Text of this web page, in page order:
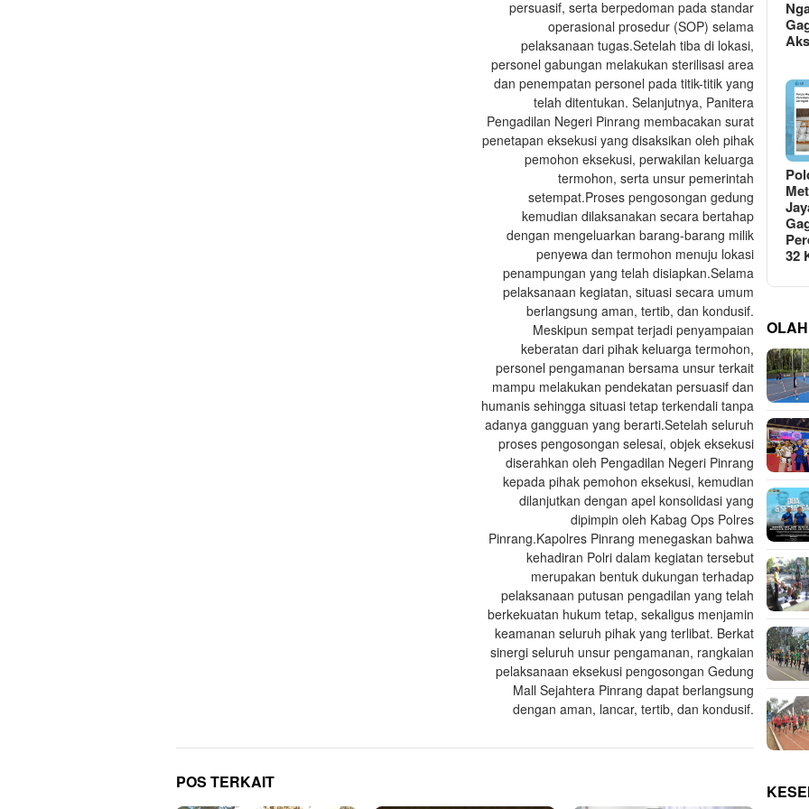
persuasif, serta berpedoman pada standar
operasional prosedur (SOP) selama
pelaksanaan tugas.‎‎Setelah tiba di lokasi,
personel gabungan melakukan sterilisasi area
dan penempatan personel pada titik-titik yang
telah ditentukan. Selanjutnya, Panitera
Pengadilan Negeri Pinrang membacakan surat
penetapan eksekusi yang disaksikan oleh pihak
pemohon eksekusi, perwakilan keluarga
termohon, serta unsur pemerintah
setempat.‎‎Proses pengosongan gedung
kemudian dilaksanakan secara bertahap
dengan mengeluarkan barang-barang milik
penyewa dan termohon menuju lokasi
penampungan yang telah disiapkan.‎‎Selama
pelaksanaan kegiatan, situasi secara umum
berlangsung aman, tertib, dan kondusif.
Meskipun sempat terjadi penyampaian
keberatan dari pihak keluarga termohon,
personel pengamanan bersama unsur terkait
mampu melakukan pendekatan persuasif dan
humanis sehingga situasi tetap terkendali tanpa
adanya gangguan yang berarti.‎‎Setelah seluruh
proses pengosongan selesai, objek eksekusi
diserahkan oleh Pengadilan Negeri Pinrang
kepada pihak pemohon eksekusi, kemudian
dilanjutkan dengan apel konsolidasi yang
dipimpin oleh Kabag Ops Polres
Pinrang.‎‎Kapolres Pinrang menegaskan bahwa
kehadiran Polri dalam kegiatan tersebut
merupakan bentuk dukungan terhadap
pelaksanaan putusan pengadilan yang telah
berkekuatan hukum tetap, sekaligus menjamin
keamanan seluruh pihak yang terlibat. Berkat
sinergi seluruh unsur pengamanan, rangkaian
pelaksanaan eksekusi pengosongan Gedung
Mall Sejahtera Pinrang dapat berlangsung
dengan aman, lancar, tertib, dan kondusif.
POS TERKAIT
32